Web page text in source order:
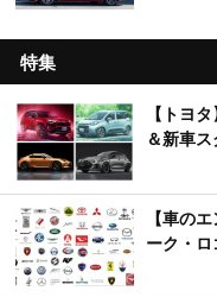
特集
【トヨ
＆新車
【車の
ーク・